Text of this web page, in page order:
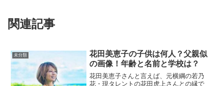
関連記事
未分類
花田美恵子の子供は何人？父親似
の画像！年齢と名前と学校は？
花田美恵子さんと言えば、元横綱の若乃
花・現タレントの花田虎上さんとの縁で